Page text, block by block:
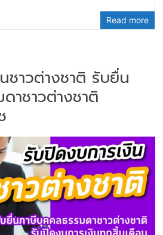
Read more
ชาวต่างชาติ รับยื่น
าชาวต่างชาติ